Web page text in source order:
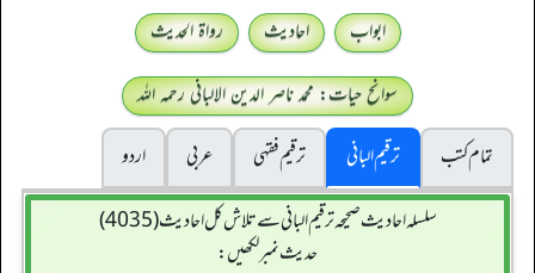
ابواب احادیث
رواۃ الحدیث
سوانح حیات: محمد ناصر الدین الالبانی رحمہ اللہ
تمام کتب
ترقیم البانی ترقيم فقہی عربی
اردو
سلسله احاديث صحيحه ترقیم البانی سے تلاش کل احادیث (4035)
حدیث نمبر لکھیں: